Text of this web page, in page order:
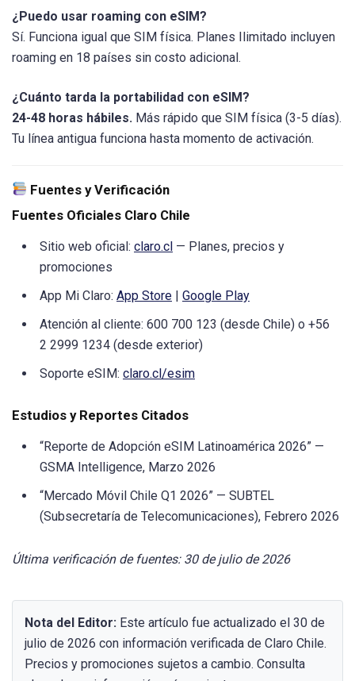
¿Puedo usar roaming con eSIM?
Sí. Funciona igual que SIM física. Planes Ilimitado incluyen
roaming en 18 países sin costo adicional.
¿Cuánto tarda la portabilidad con eSIM?
24-48 horas hábiles. Más rápido que SIM física (3-5 días).
Tu línea antigua funciona hasta momento de activación.
Fuentes y Verificación
Fuentes Oficiales Claro Chile
Sitio web oficial: claro.cl — Planes, precios y
promociones
App Mi Claro: App Store | Google Play
Atención al cliente: 600 700 123 (desde Chile) o +56
2 2999 1234 (desde exterior)
Soporte eSIM: claro.cl/esim
Estudios y Reportes Citados
“Reporte de Adopción eSIM Latinoamérica 2026” —
GSMA Intelligence, Marzo 2026
“Mercado Móvil Chile Q1 2026” — SUBTEL
(Subsecretaría de Telecomunicaciones), Febrero 2026
Última verificación de fuentes: 30 de julio de 2026
Nota del Editor: Este artículo fue actualizado el 30 de
julio de 2026 con información verificada de Claro Chile.
Precios y promociones sujetos a cambio. Consulta